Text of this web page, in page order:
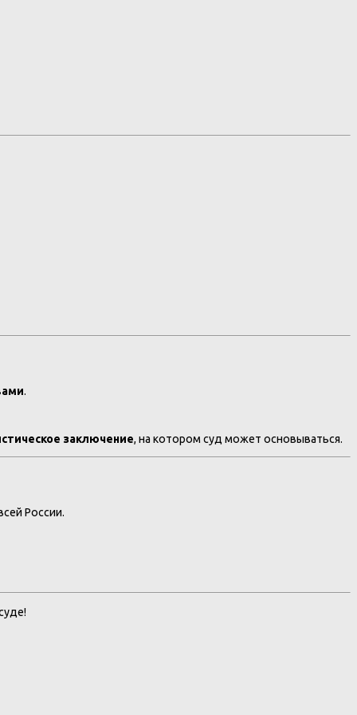
.
заключение, на котором суд может основываться.
России.